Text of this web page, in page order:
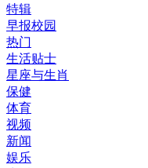
特辑
早报校园
热门
生活贴士
星座与生肖
保健
体育
视频
新闻
娱乐